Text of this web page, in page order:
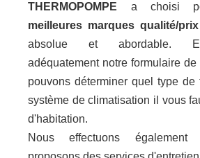
THERMOPOMPE a choisi
meilleures marques qualité/prix
absolue et abordable.
adéquatement notre formulaire
pouvons déterminer quel type de
système de climatisation il vous
d'habitation.
Nous effectuons également